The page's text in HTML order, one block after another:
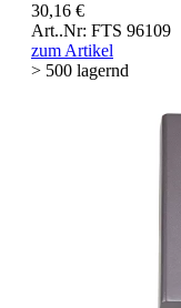
30,16 €
Art..Nr: FTS 96109
zum Artikel
> 500 lagernd